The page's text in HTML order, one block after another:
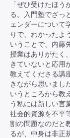
「ぜひ受けたほ
る。入門塾でざっ
ェンダーについて
りで、わかったよ
いうことで、内藤
授業はありがたく
きていないと応用
教えてくださる講
きながら思いま
いうところから教
う私には新しい言
社会的資源を不平
割の問題なのだと
るが、中身は非正